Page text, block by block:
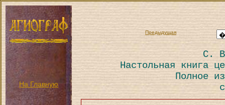
На Главную
Предыдущая
С.
Настольная книга
Полное